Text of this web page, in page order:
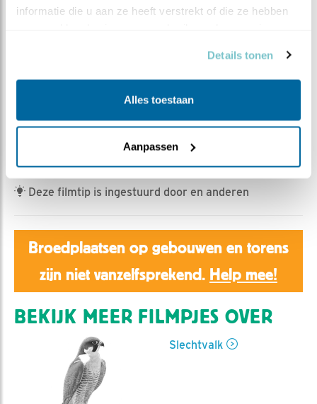
informatie die u aan ze heeft verstrekt of die ze hebben
Details tonen
Alles toestaan
Aanpassen
Eerste ei in Amsterdam
Aaltje | Geplaatst op 26 maart 2022, 8:33 |
leuk| Bewaar dit filmpje|
525x
vermoedelijk om 4.58 gelegd
Deze filmtip is ingestuurd door en anderen
Broedplaatsen op gebouwen en torens
zijn niet vanzelfsprekend. Help mee!
BEKIJK MEER FILMPJES OVER
Slechtvalk